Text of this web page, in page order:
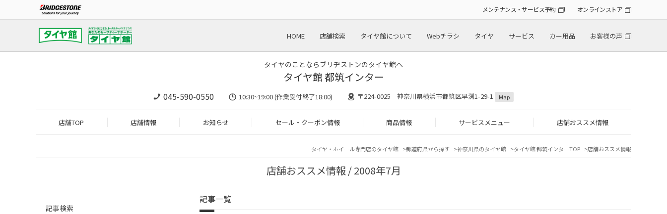
メンテナンス・サービス予約 オンラインストア
HOME 店舗検索 タイヤ館について Webチラシ タイヤ サービス カー用品 お客様の声
タイヤのことならブリヂストンのタイヤ館へ
タイヤ館 都筑インター
045-590-0550 10:30~19:00 (作業受付終了18:00) 〒224-0025 神奈川県横浜市都筑区早渕1-29-1 Map
店舗TOP 店舗情報 お知らせ セール・クーポン情報 商品情報 サービスメニュー 店舗おススメ情報
タイヤ・ホイール専門店のタイヤ館 都道府県から探す 神奈川県のタイヤ館 タイヤ館 都筑インターTOP 店舗おススメ情報
店舗おススメ情報 / 2008年7月
記事一覧
記事検索